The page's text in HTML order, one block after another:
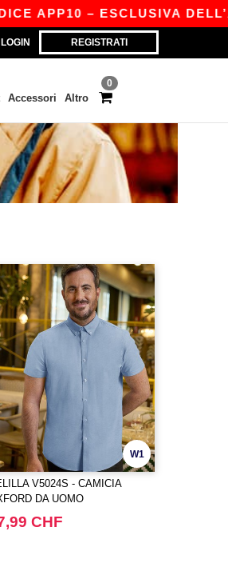
APP10 – ESCLUSIVA
LOGIN REGISTRATI
0
Accessori Altro
W1
V5024S - CAMICIA
DA UOMO
CHF